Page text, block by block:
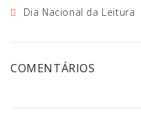
Dia Nacional da Leitura
COMENTÁRIOS